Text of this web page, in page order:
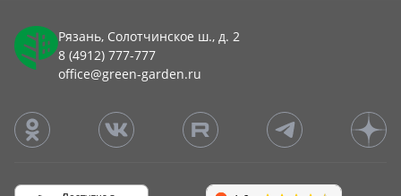
Рязань, Солотчинское ш., д. 2
8 (4912) 777-777
office@green-garden.ru